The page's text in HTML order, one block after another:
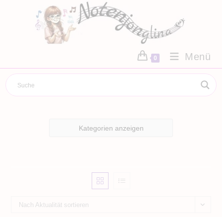
0 Menü
Kategorien anzeigen
Nach Aktualität sortieren